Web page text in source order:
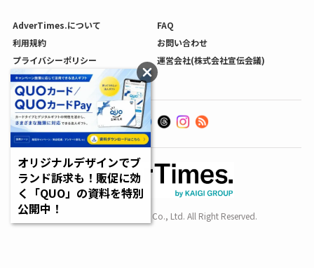
AdverTimes.について
FAQ
利用規約
お問い合わせ
プライバシーポリシー
運営会社(株式会社宣伝会議)
利用者情報の外部送信について
Copyright SENDENKAIGI Co., Ltd. All Right Reserved.
オリジナルデザインでブ
ランド訴求も！販促に効
く「QUO」の資料を特別
公開中！